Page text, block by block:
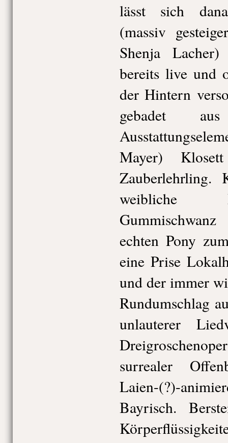
lässt sich
(massiv
Shenja
bereits live und
der Hintern
gebadet
Mayer)
Zauberlehrling.
weibliche
echten Pony
eine Prise
und der immer
Rundumschlag
unlauterer
surrealer
Laien-(?)-
Bayrisch.